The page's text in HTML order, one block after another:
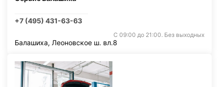
+7 (495) 431-63-63
С 09:00 до 21:00. Без выходных
Балашиха, Леоновское ш. вл.8